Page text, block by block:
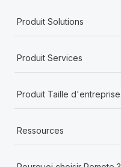
Produit Solutions
Produit Services
Produit Taille d'entreprise
Ressources